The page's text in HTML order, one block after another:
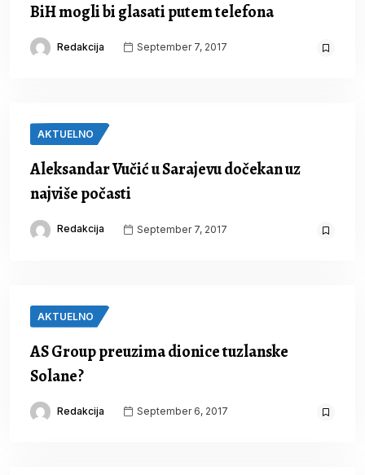
BiH mogli bi glasati putem telefona
Redakcija September 7, 2017
AKTUELNO
Aleksandar Vučić u Sarajevu dočekan uz
najviše počasti
Redakcija September 7, 2017
AKTUELNO
AS Group preuzima dionice tuzlanske
Solane?
Redakcija September 6, 2017